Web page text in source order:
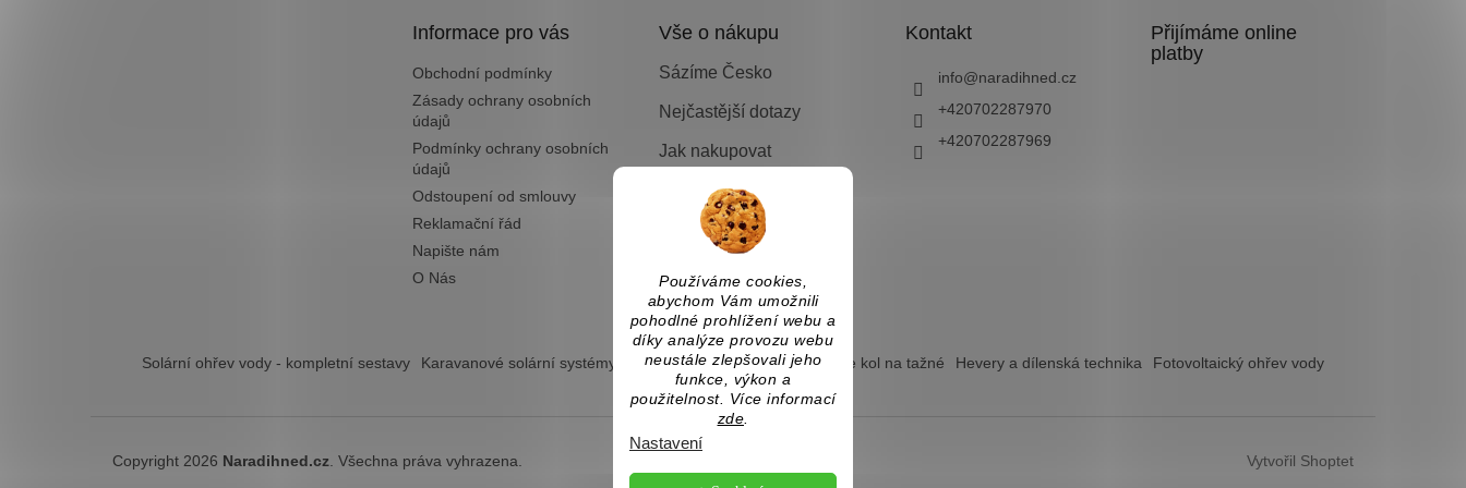
Používáme cookies,
abychom Vám umožnili
pohodlné prohlížení webu a
díky analýze provozu webu
neustále zlepšovali jeho
funkce, výkon a
použitelnost. Více informací
zde.
Nastavení
Informace pro vás
Obchodní podmínky
Zásady ochrany osobních
údajů
Podmínky ochrany osobních
údajů
Odstoupení od smlouvy
Reklamační řád
Napište nám
O Nás
Vše o nákupu
Sázíme Česko
Nejčastější dotazy
Jak nakupovat
Doprava a platba
Vrácení zboží nebo
výměna
Kontakt
info@naradihned.cz
+420702287970
+420702287969
Přijímáme online
platby
Solární ohřev vody - kompletní sestavy Karavanové solární systémy Ostrovní solární systémy Nosiče kol na tažné Hevery a dílenská technika Fotovoltaický ohřev vody
Vytvořil Shoptet
Copyright 2026 Naradihned.cz . Všechna práva vyhrazena.